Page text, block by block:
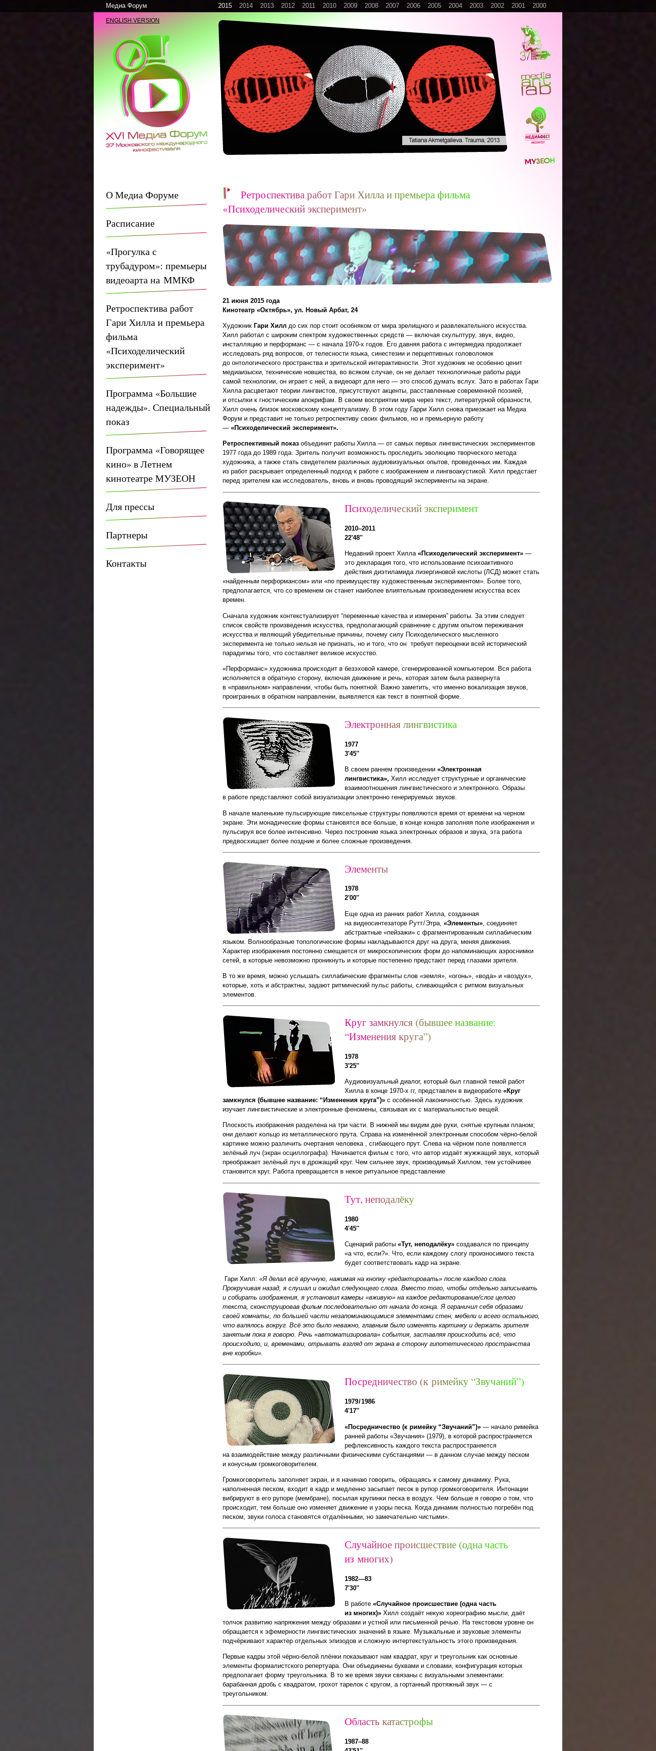
Медиа Форум 2015 2014 2013 2012 2011 2010 2009 2008 2007 2006 2005 2004 2003 2002 2001 2000
ENGLISH VERSION
О Медиа Форуме
Расписание
«Прогулка с
трубадуром»: премьеры
видеоарта на ММКФ
Ретроспектива работ
Гари Хилла и премьера
фильма
«Психоделический
эксперимент»
Программа «Большие
надежды». Специальный
показ
Программа «Говорящее
кино» в Летнем
кинотеатре МУЗЕОН
Для прессы
Партнеры
Контакты
Ретроспектива работГари Хилла ипремьера фильма
«Психоделический эксперимент»
21 июня 2015 года
Кинотеатр «Октябрь», ул. Новый Арбат, 24
Художник Гари Хилл до сих пор стоит особняком от мира зрелищного и развлекательного искусства.
Хилл работал с широким спектром художественных средств — включая скульптуру, звук, видео,
инсталляцию и перформанс — с начала 1970‑х годов. Его давняя работа с интермедиа продолжает
исследовать ряд вопросов, от телесности языка, синестезии и перцептивных головоломок
до онтологического пространства и зрительской интерактивности. Этот художник не особенно ценит
медиаизыски, технические новшества, во всяком случае, он не делает технологичные работы ради
самой технологии, он играет с ней, а видеоарт для него — это способ думать вслух. Зато в работах Гари
Хилла расцветают теории лингвистов, присутствуют акценты, расставленные современной поэзией,
и отсылки к гностическим апокрифам. В своем восприятии мира через текст, литературной образности,
Хилл очень близок московскому концептуализму. В этом году Гарри Хилл снова приезжает на Медиа
Форум и представит не только ретроспективу своих фильмов, но и премьерную работу
— «Психоделический эксперимент».
Ретроспективный показ объединит работы Хилла — от самых первых лингвистических экспериментов
1977 года до 1989 года. Зритель получит возможность проследить эволюцию творческого метода
художника, а также стать свидетелем различных аудиовизуальных опытов, проведенных им. Каждая
из работ раскрывает определенный подход к работе с изображением и лингвоакустикой. Хилл предстает
перед зрителем как исследователь, вновь и вновь проводящий эксперименты на экране.
Психоделический эксперимент
2010–2011
22'48''
Недавний проект Хилла «Психоделический эксперимент» —
это декларация того, что использование психоактивного
действия диэтиламида лизергиновой кислоты (ЛСД) может стать
«найденным перформансом» или «по преимуществу художественным экспериментом». Более того,
предполагается, что со временем он станет наиболее влиятельным произведением искусства всех
времен.
Сначала художник контекстуализирует “переменные качества и измерения” работы. За этим следует
список свойств произведения искусства, предполагающий сравнение с другим опытом переживания
искусства и являющий убедительные причины, почему силу Психоделического мысленного
эксперимента не только нельзя не признать, но и того, что он требует переоценки всей исторический
парадигмы того, что составляет великое искусство.
«Перформанс» художника происходит в безэховой камере, сгенерированной компьютером. Вся работа
исполняется в обратную сторону, включая движение и речь, которая затем была развернута
в «правильном» направлении, чтобы быть понятной. Важно заметить, что именно вокализация звуков,
проигранных в обратном направлении, выявляется как текст в понятной форме.
Электроннаялингвистика
1977
3'45''
В своем раннем произведении «Электронная
лингвистика», Хилл исследует структурные и органические
взаимоотношения лингвистического и электронного. Образы
в работе представляют собой визуализации электронно генерируемых звуков.
В начале маленькие пульсирующие пиксельные структуры появляются время от времени на черном
экране. Эти монадические формы становятся все больше, в конце концов заполняя поле изображения и
пульсируя все более интенсивно. Через построение языка электронных образов и звука, эта работа
предвосхищает более поздние и более сложные произведения.
Элементы
1978
2'00''
Еще одна из ранних работ Хилла, созданная
на видеосинтезаторе Рутт / Этра, «Элементы» , соединяет
абстрактные «пейзажи» с фрагментированным силлабическим
языком. Волнообразные топологические формы накладываются друг на друга, меняя движения.
Характер изображения постоянно смещается от микроскопических форм до напоминающих аэроснимки
сетей, в которые невозможно проникнуть и которые постепенно предстают перед глазами зрителя.
В то же время, можно услышать силлабические фрагменты слов «земля», «огонь», «вода» и «воздух»,
которые, хоть и абстрактны, задают ритмический пульс работы, сливающийся с ритмом визуальных
элементов.
Круг замкнулся (бывшееназвание:
“Изменениякруга”)
1978
3'25''
Аудиовизуальный диалог, который был главной темой работ
Хилла в конце 1970‑х гг, представлен в видеоработе «Круг
замкнулся (бывшее название: “Изменения круга”)» с особенной лаконичностью. Здесь художник
изучает лингвистические и электронные феномены, связывая их с материальностью вещей.
Плоскость изображения разделена на три части. В нижней мы видим две руки, снятые крупным планом;
они делают кольцо из металлического прута. Справа на изменённой электронным способом чёрно-белой
картинке можно различить очертания человека , сгибающего прут. Слева на чёрном поле появляется
зелёный луч (экран осциллографа). Начинается фильм с того, что автор издаёт жужжащий звук, который
преображает зелёный луч в дрожащий круг. Чем сильнее звук, производимый Хиллом, тем устойчивее
становится круг. Работа превращается в некое ритуальное представление
Тут, неподалёку
1980
4'45''
Сценарий работы «Тут, неподалёку» создавался по принципу
«а что, если?». Что, если каждому слогу произносимого текста
будет соответствовать кадр на экране.
Гари Хилл: «Я делал всё вручную, нажимая на кнопку «редактировать» после каждого слога.
Прокручивая назад, я слушал и ожидал следующего слога. Вместо того, чтобы отдельно записывать
и собирать изображения, я установил камеры «вживую» на каждое редактирование/слог целого
текста, сконструировав фильм последовательно от начала до конца. Я ограничил себя образами
своей комнаты, по большей части незапоминающимися элементами стен, мебели и всего остального,
что валялось вокруг. Всё это было неважно, главным было изменять картинку и держать зрителя
занятым пока я говорю. Речь «автоматизировала» события, заставляя происходить всё, что
происходило, и, временами, отрывать взгляд от экрана в сторону гипотетического пространства
вне коробки».
Посредничество (к римейку “Звучаний”)
1979 / 1986
4'17''
«Посредничество (к римейку “Звучаний”)» — начало римейка
ранней работы «Звучания» (1979), в которой распространяется
рефлексивность каждого текста распространяется
на взаимодействие между различными физическими субстанциями — в данном случае между песком
и конусным громкоговорителем.
Громкоговоритель заполняет экран, и я начинаю говорить, обращаясь к самому динамику. Рука,
наполненная песком, входит в кадр и медленно засыпает песок в рупор громкоговорителя. Интонации
вибрируют в его рупоре (мембране), посылая крупинки песка в воздух. Чем больше я говорю о том, что
происходит, тем больше оно изменяет движение и узоры песка. Когда динамик полностью погребён под
песком, звуки голоса становятся отдалёнными, но замечательно чистыми».
Случайноепроисшествие (одначасть
из многих)
1982—83
7'30''
В работе «Случайное происшествие (одна часть
из многих)» Хилл создаёт некую хореографию мысли, даёт
толчок развитию напряжения между образами и устной или письменной речью. На текстовом уровне он
обращается к эфемерности лингвистических значений в языке. Музыкальные и звуковые элементы
подчёркивают характер отдельных эпизодов и сложную интертекстуальность этого произведения.
Первые кадры этой чёрно-белой плёнки показывают нам квадрат, круг и треугольник как основные
элементы формалистского репертуара. Они объединены буквами и словами, конфигурация которых
предполагает форму треугольника. В то же время звуки связаны с визуальными элементами:
барабанная дробь с квадратом, грохот тарелок с кругом, а гортанный протяжный звук — с
треугольником.
Область катастрофы
1987–88